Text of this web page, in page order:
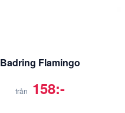
Badring Flamingo
från 158:-